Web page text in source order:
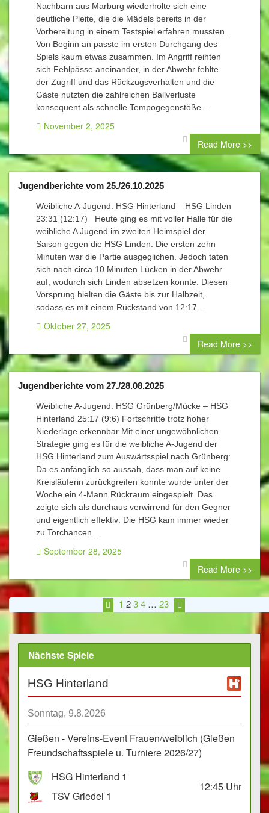
Nachbarn aus Marburg wiederholte sich eine
deutliche Pleite, die die Mädels bereits in der
Vorbereitung in einem Testspiel erfahren mussten.
Von Beginn an passte im ersten Durchgang des
Spiels kaum etwas zusammen. Im Angriff reihten
sich Fehlpässe aneinander, in der Abwehr fehlte
der Zugriff und das Rückzugsverhalten und die
Gäste nutzten die zahlreichen Ballverluste
konsequent als schnelle Tempogegenstöße….
November 2, 2025
0 comment
Read More >>
Jugendberichte vom 25./26.10.2025
Weibliche A-Jugend: HSG Hinterland – HSG Linden
23:31 (12:17) Heute ging es mit voller Halle für die
weibliche A Jugend im zweiten Heimspiel der
Saison gegen die HSG Linden. Die ersten zehn
Minuten war die Partie ausgeglichen. Jedoch taten
sich nach circa 10 Minuten Lücken in der Abwehr
auf, wodurch sich Linden absetzen konnte. Diesen
Vorsprung hielten die Gäste bis zur Halbzeit,
sodass es mit einem Rückstand von 12:17…
Oktober 27, 2025
0 comment
Read More >>
Jugendberichte vom 27./28.08.2025
Weibliche A-Jugend: HSG Grünberg/Mücke – HSG
Hinterland 25:17 (9:6) Fortschritte trotz hoher
Niederlage erkennbar Mit einer ungewöhnlichen
Strategie ging es für die weibliche A-Jugend der
HSG Hinterland zum Auswärtsspiel nach Grünberg:
Da es anfänglich so aussah, dass man auf keine
Kreisläuferin zurückgreifen konnte wurde unter der
Woche ein 4-Mann Rückraum eingespielt. Das
zeigte sich als durchaus verwirrend für den Gegner
und eigentlich effektiv: Die HSG kam immer wieder
zu Torchancen…
September 28, 2025
0 comment
Read More >>
1 2 3 4 … 23
Nächste Spiele
HSG Hinterland
Sonntag, 9.8.2026
Gießen - Vereins-Event Frauen/weiblich (Gießen
Freundschaftsspiele u. Turniere 2026/27)
HSG Hinterland 1
TSV Griedel 1
12:45 Uhr